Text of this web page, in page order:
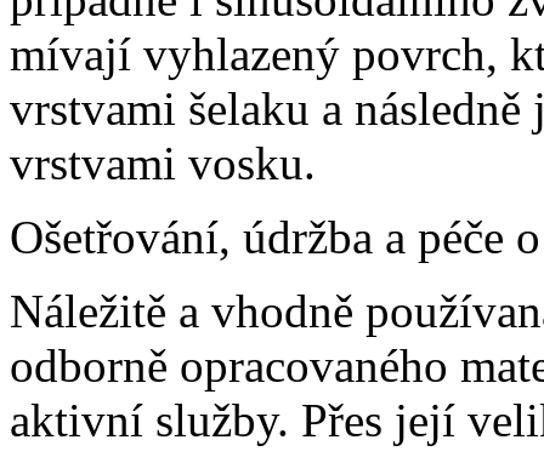
mívají vyhlazený povrch,
vrstvami šelaku a
vrstvami vosku.
Ošetřování, údržba a péče
Náležitě a vhodně
odborně opracovaného
aktivní služby. Přes její